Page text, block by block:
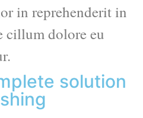
in reprehenderit in
cillum dolore eu
solution